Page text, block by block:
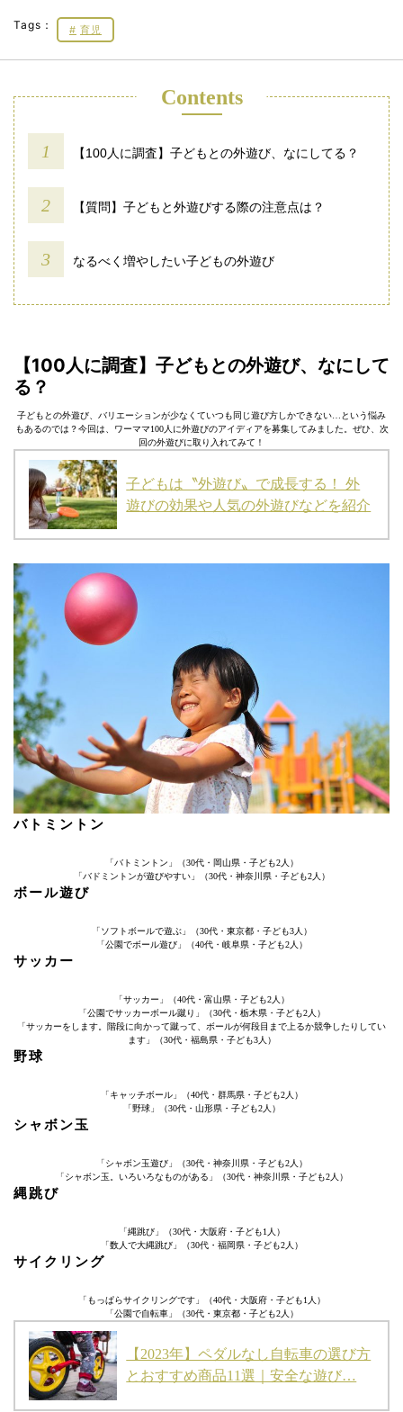
Tags： 育児
Contents
【100人に調査】子どもとの外遊び、なにしてる？
【質問】子どもと外遊びする際の注意点は？
なるべく増やしたい子どもの外遊び
【100人に調査】子どもとの外遊び、なにして
る？
子どもとの外遊び、バリエーションが少なくていつも同じ遊び方しかできない…という悩み
もあるのでは？今回は、ワーママ100人に外遊びのアイディアを募集してみました。ぜひ、次
回の外遊びに取り入れてみて！
子どもは〝外遊び〟で成長する！ 外
遊びの効果や人気の外遊びなどを紹介
バトミントン
「バトミントン」（30代・岡山県・子ども2人）
「バドミントンが遊びやすい」（30代・神奈川県・子ども2人）
ボール遊び
「ソフトボールで遊ぶ」（30代・東京都・子ども3人）
「公園でボール遊び」（40代・岐阜県・子ども2人）
サッカー
「サッカー」（40代・富山県・子ども2人）
「公園でサッカーボール蹴り」（30代・栃木県・子ども2人）
「サッカーをします。階段に向かって蹴って、ボールが何段目まで上るか競争したりしてい
ます」（30代・福島県・子ども3人）
野球
「キャッチボール」（40代・群馬県・子ども2人）
「野球」（30代・山形県・子ども2人）
シャボン玉
「シャボン玉遊び」（30代・神奈川県・子ども2人）
「シャボン玉。いろいろなものがある」（30代・神奈川県・子ども2人）
縄跳び
「縄跳び」（30代・大阪府・子ども1人）
「数人で大縄跳び」（30代・福岡県・子ども2人）
サイクリング
「もっぱらサイクリングです」（40代・大阪府・子ども1人）
「公園で自転車」（30代・東京都・子ども2人）
【2023年】ペダルなし自転車の選び方
とおすすめ商品11選｜安全な遊び…